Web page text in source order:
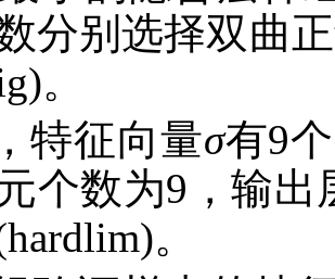
分别选择双曲
。
特征向量σ有9
个数为9，输
。